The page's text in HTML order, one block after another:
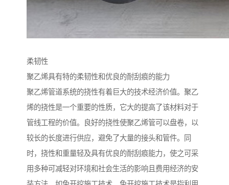
柔韧性
聚乙烯具有特的柔韧性和优良的耐刮痕的能力
聚乙烯管道系统的挠性有着巨大的技术经济价值。聚乙
烯的挠性是一个重要的性质，它大的提高了该材料对于
管线工程的价值。良好的挠性使聚乙烯管可以盘卷，以
较长的长度进行供应，避免了大量的接头和管件。同
时，挠性和重量轻及具有优良的耐刮痕能力，使之可采
用多种可减轻对环境和社会生活的影响且费用经济的安